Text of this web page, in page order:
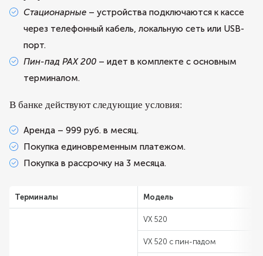
Стационарные – устройства подключаются к кассе
через телефонный кабель, локальную сеть или USB-
порт.
Пин-пад PAX 200 – идет в комплекте с основным
терминалом.
В банке действуют следующие условия:
Аренда – 999 руб. в месяц.
Покупка единовременным платежом.
Покупка в рассрочку на 3 месяца.
Терминалы Модель
VX 520
VX 520 с пин-падом